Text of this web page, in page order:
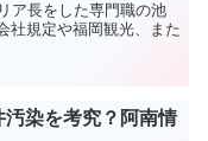
ア長をした専門職の池
社規定や福岡観光、また
染を考究？阿南情